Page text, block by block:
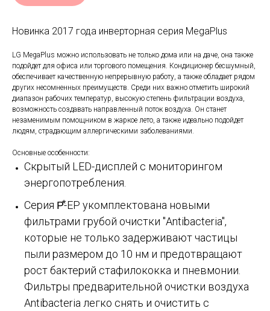
Новинка 2017 года инверторная серия MegaPlus
LG MegaPlus можно использовать не только дома или на даче, она также
подойдет для офиса или торгового помещения. Кондиционер бесшумный,
обеспечивает качественную непрерывную работу, а также обладает рядом
других несомненных преимуществ. Среди них важно отметить широкий
диапазон рабочих температур, высокую степень фильтрации воздуха,
возможность создавать направленный поток воздуха. Он станет
незаменимым помощником в жаркое лето, а также идеально подойдет
людям, страдающим аллергическими заболеваниями.
Основные особенности:
Скрытый LED-дисплей с мониторингом
энергопотребления.
Серия P⃰-EP укомплектована новыми
фильтрами грубой очистки "Antibacteria",
которые не только задерживают частицы
пыли размером до 10 нм и предотвращают
рост бактерий стафилококка и пневмонии.
Фильтры предварительной очистки воздуха
Antibacteria легко снять и очистить с